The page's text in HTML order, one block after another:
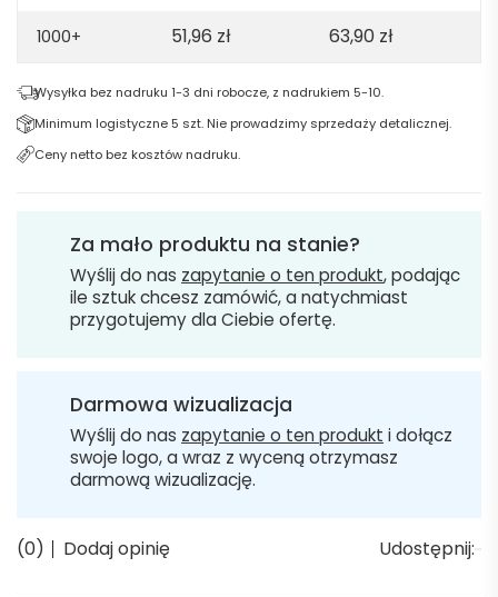
1000+ 51,96 zł 63,90 zł
Wysyłka bez nadruku 1-3 dni robocze, z nadrukiem 5-10.
Minimum logistyczne 5 szt. Nie prowadzimy sprzedaży detalicznej.
Ceny netto bez kosztów nadruku.
Za mało produktu na stanie?
Wyślij do nas zapytanie o ten produkt, podając
ile sztuk chcesz zamówić, a natychmiast
przygotujemy dla Ciebie ofertę.
Darmowa wizualizacja
Wyślij do nas zapytanie o ten produkt i dołącz
swoje logo, a wraz z wyceną otrzymasz
darmową wizualizację.
(0) Dodaj opinię Udostępnij: